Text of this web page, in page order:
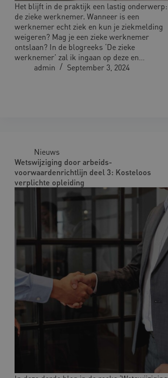
Het blijft in de praktijk een lastig onderwerp:
de zieke werknemer. Wanneer is een
werknemer echt ziek en kun je ziekmelding
weigeren? Mag je een zieke werknemer
ontslaan? In de blogreeks ‘De zieke
werknemer’ zal ik ingaan op deze en…
admin
September 3, 2024
Nieuws
Wetswijziging door arbeids­
voorwaardenrichtlijn deel 3: Kosteloos
verplichte opleiding